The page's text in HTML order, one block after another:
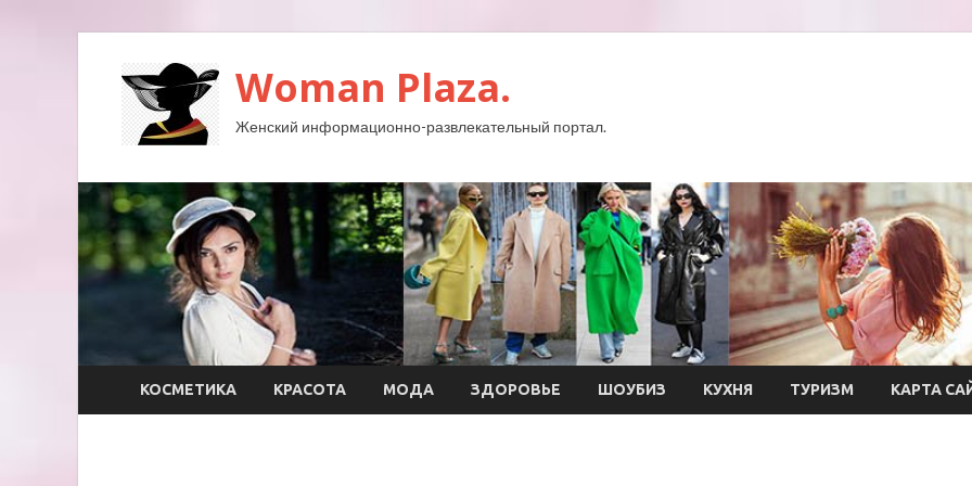
Woman Plaza.
Женский информационно-развлекательный портал.
КОСМЕТИКА КРАСОТА МОДА ЗДОРОВЬЕ ШОУБИЗ КУХНЯ ТУРИЗМ КАРТА